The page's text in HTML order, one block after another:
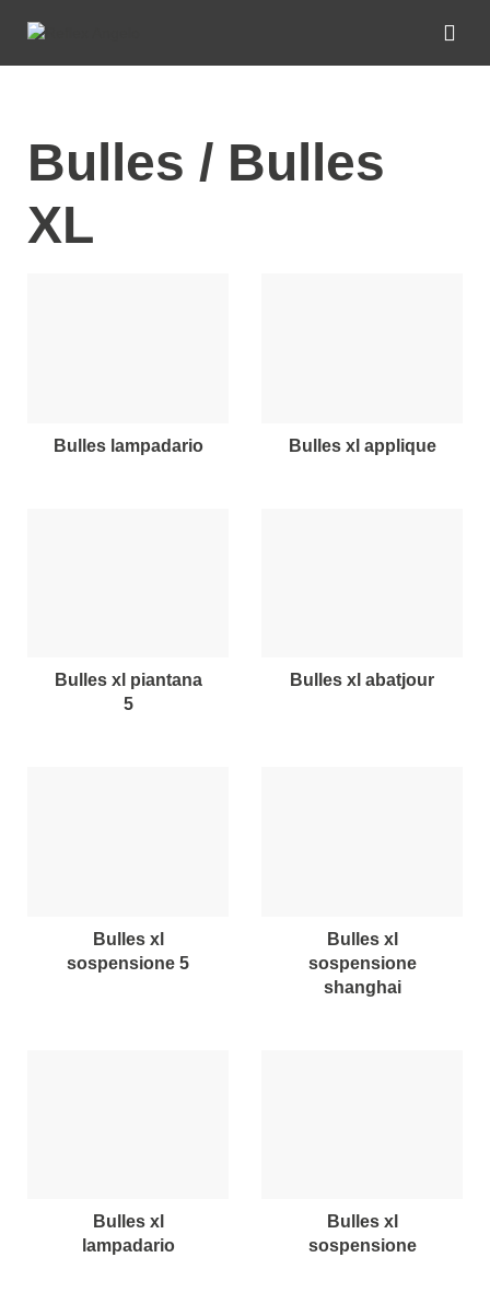
Bulles / Bulles
XL
bulles lampadario bulles xl applique
bulles xl piantana
5
bulles xl abatjour
bulles xl
sospensione 5
bulles xl
sospensione
shanghai
bulles xl
lampadario
bulles xl
sospensione